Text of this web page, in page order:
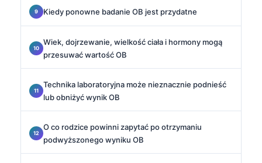
Kiedy ponowne badanie OB jest przydatne
Wiek, dojrzewanie, wielkość ciała i hormony mogą
przesuwać wartość OB
Technika laboratoryjna może nieznacznie podnieść
lub obniżyć wynik OB
O co rodzice powinni zapytać po otrzymaniu
podwyższonego wyniku OB